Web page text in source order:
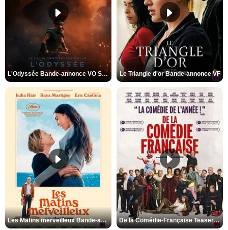
L'Odyssée Bande-annonce VO STFR Le Triangle d'or Bande-annonce VF
Les Matins merveilleux Bande-annonce VF De la Comédie-Française Teaser VF